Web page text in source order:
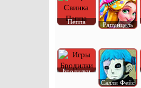
Пеппа Рапунцель
Бродилки
Салли Фейс